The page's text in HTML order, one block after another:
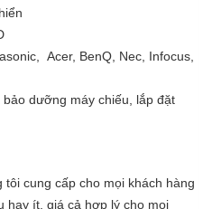
Acer, BenQ, Nec, Infocus,
dưỡng máy chiếu, lắp đặt
cung cấp cho mọi khách hàng
hay ít, giá cả hợp lý cho mọi